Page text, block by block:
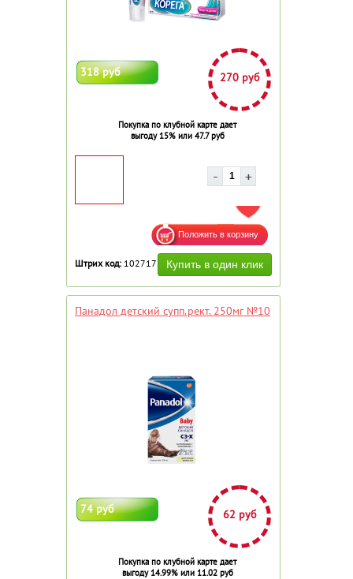
318 руб 270 руб
Покупка по клубной карте дает
выгоду 15% или 47.7 руб
ДОБАВИТЬ В ИЗБРАННОЕ
Штрих код: 102717
Панадол детский супп.рект. 250мг №10
74 руб 62 руб
Покупка по клубной карте дает
выгоду 14.99% или 11.02 руб